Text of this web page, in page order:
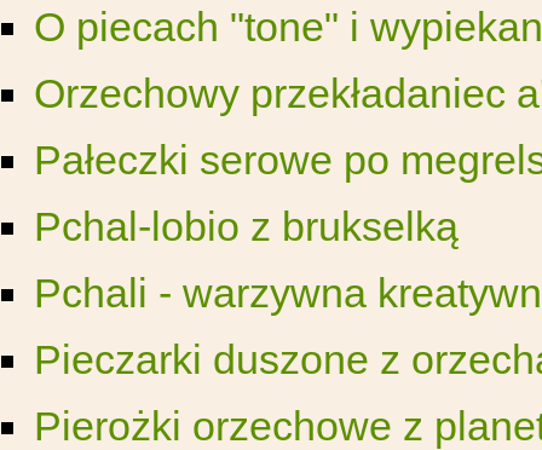
O piecach "tone" i
Orzechowy przekładaniec
Pałeczki serowe po
Pchal-lobio z brukselką
Pchali - warzywna
Pieczarki duszone z
Pierożki orzechowe z